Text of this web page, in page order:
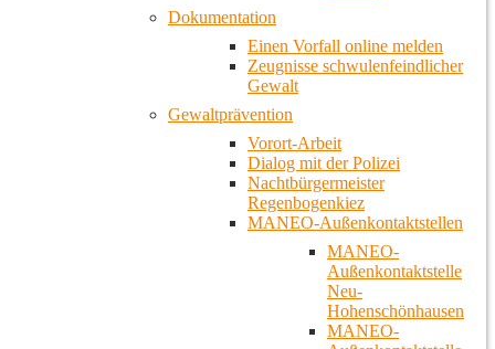
Dokumentation
Einen Vorfall online melden
Zeugnisse schwulenfeindlicher
Gewalt
Gewaltprävention
Vorort-Arbeit
Dialog mit der Polizei
Nachtbürgermeister
Regenbogenkiez
MANEO-Außenkontaktstellen
MANEO-
Außenkontaktstelle
Neu-
Hohenschönhausen
MANEO-